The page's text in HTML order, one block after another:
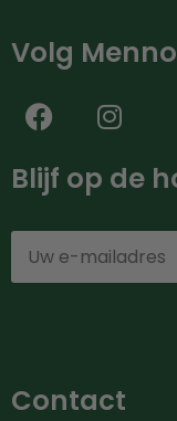
Volg
Blijf op de
Contact